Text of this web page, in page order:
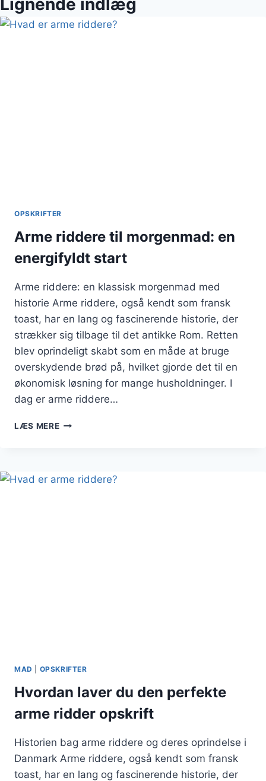
OPSKRIFTER
Arme riddere til morgenmad: en
energifyldt start
Arme riddere: en klassisk morgenmad med
historie Arme riddere, også kendt som fransk
toast, har en lang og fascinerende historie, der
strækker sig tilbage til det antikke Rom. Retten
blev oprindeligt skabt som en måde at bruge
overskydende brød på, hvilket gjorde det til en
økonomisk løsning for mange husholdninger. I
dag er arme riddere…
LÆS MEREARME
ENERGIFYLDT
MAD OPSKRIFTER
Hvordan laver du den perfekte
arme ridder opskrift
Historien bag arme riddere og deres oprindelse i
Danmark Arme riddere, også kendt som fransk
toast, har en lang og fascinerende historie, der